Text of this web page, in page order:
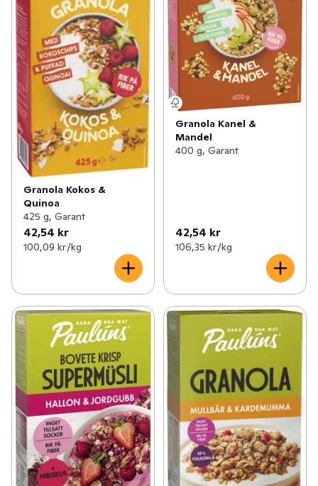
Granola Kokos &
Quinoa
425 g, Garant
42,54 kr
100,09 kr /kg
Granola Kanel &
Mandel
400 g, Garant
42,54 kr
106,35 kr /kg